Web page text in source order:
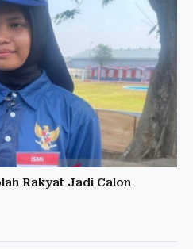
Rakyat Jadi Calon